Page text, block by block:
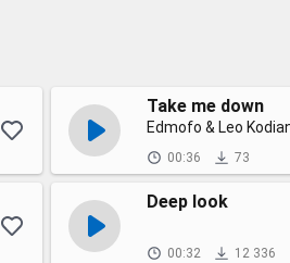
Take me down
Edmofo & Leo
00:36 73
Deep look
00:32 12 336